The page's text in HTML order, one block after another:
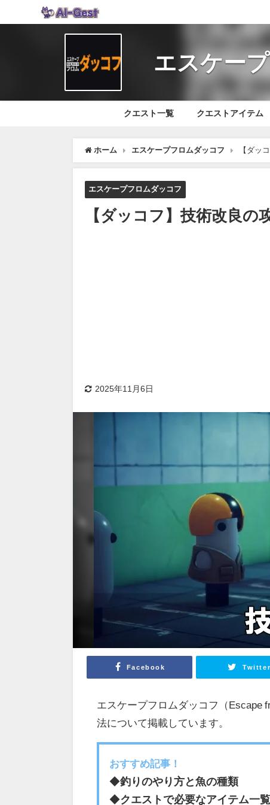
エスケー
クエスト一覧 クエストアイテム
ホーム エスケープフロムダッコフ 【ダッ
エスケープフロムダッコフ
【ダッコフ】技術改良の
2025年11月6日
Facebook Twitter
エスケープフロムダッコフ（Escape
法について掲載しています。
おすすめ記事！
◆釣りのやり方と魚の種類
◆クエストで必要なアイテム一覧